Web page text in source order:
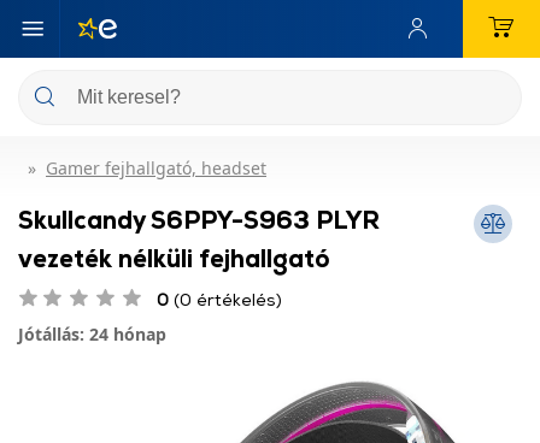
Gamer fejhallgató, headset
Skullcandy S6PPY-S963 PLYR
vezeték nélküli fejhallgató
0 (0 értékelés)
Jótállás: 24 hónap